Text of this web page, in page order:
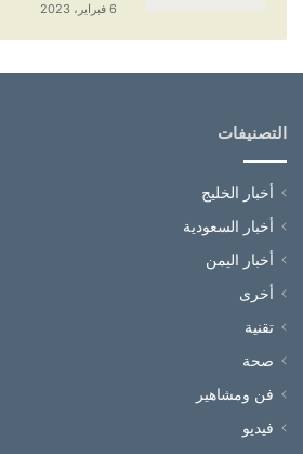
6 فبراير، 2023
التصنيفات
أخبار الخليج
أخبار السعودية
أخبار اليمن
أخرى
تقنية
صحة
فن ومشاهير
فيديو